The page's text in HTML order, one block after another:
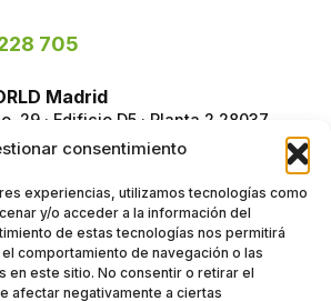
consentimiento
experiencias, utilizamos tecnologías como
y/o acceder a la información del
de estas tecnologías nos permitirá
comportamiento de navegación o las
en este sitio. No consentir o retirar el
afectar negativamente a ciertas
705
Madrid
29 · Edificio D5 · Planta 2 28037
312 028